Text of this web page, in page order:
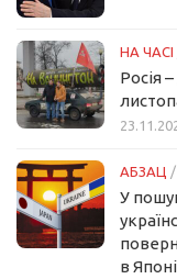
НА ЧАСІ
Росія
АБЗАЦ /
У
в